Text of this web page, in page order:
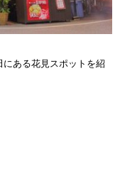
ある花見スポットを紹